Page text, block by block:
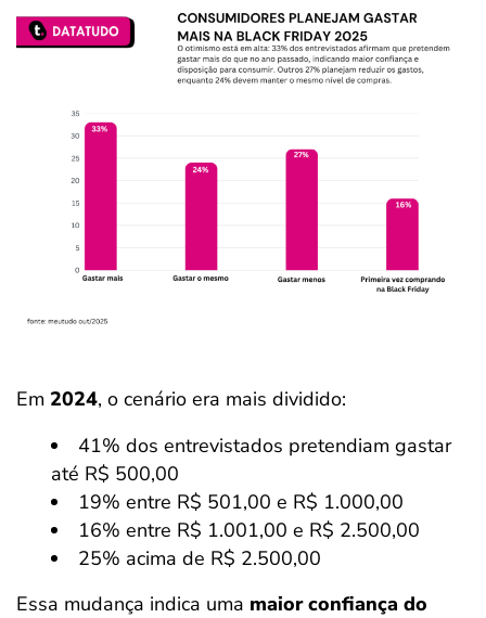
Em 2024, o cenário era mais dividido:
41% dos entrevistados pretendiam gastar
até R$ 500,00
19% entre R$ 501,00 e R$ 1.000,00
16% entre R$ 1.001,00 e R$ 2.500,00
25% acima de R$ 2.500,00
Essa mudança indica uma maior confiança do